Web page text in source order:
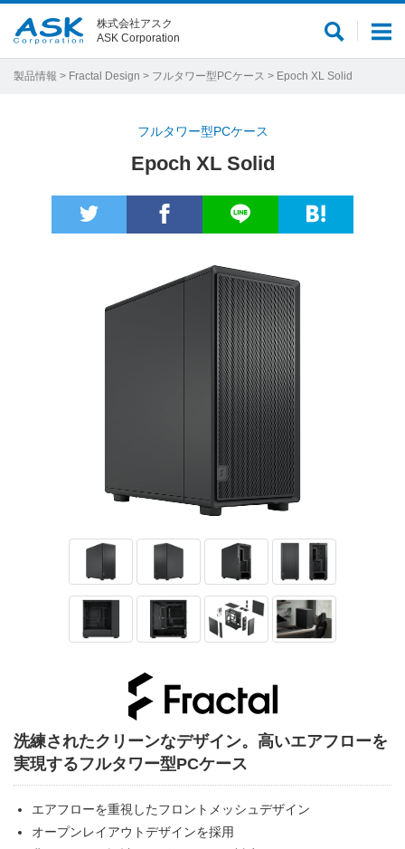
メ
サ
ト
株式会社アスク
ASK Corporation
製品情報 > Fractal Design > フルタワー型PCケース > Epoch XL Solid
フルタワー型PCケース
Epoch XL Solid
洗練されたクリーンなデザイン。高いエアフローを
実現するフルタワー型PCケース
エアフローを重視したフロントメッシュデザイン
オープンレイアウトデザインを採用